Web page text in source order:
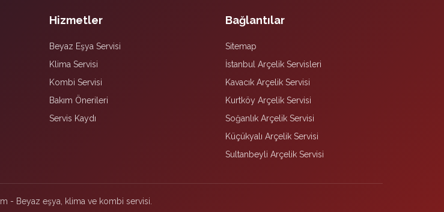
Hizmetler
Beyaz Eşya Servisi
Klima Servisi
Kombi Servisi
Bakım Önerileri
Servis Kaydı
Bağlantılar
Sitemap
İstanbul Arçelik Servisleri
Kavacık Arçelik Servisi
Kurtköy Arçelik Servisi
Soğanlık Arçelik Servisi
Küçükyalı Arçelik Servisi
Sultanbeyli Arçelik Servisi
- Beyaz eşya, klima ve kombi servisi.